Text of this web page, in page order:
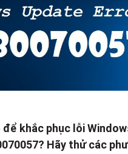
để khắc phục lỗi
Hãy thử các